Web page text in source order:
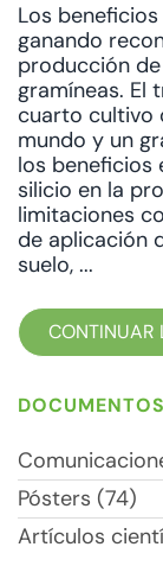
Los
ganando
producción
gramíneas. El
cuarto cultivo
mundo y un
los beneficios
silicio en la
limitaciones
de aplicación
suelo, ...
CONTINUAR
DOCUMENTOS
Pósters (74)
Artículos